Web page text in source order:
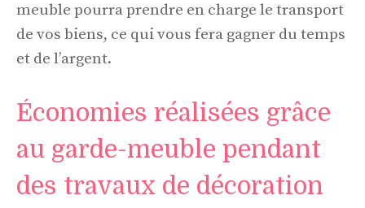
meuble pourra prendre en charge le transport
de vos biens, ce qui vous fera gagner du temps
et de l’argent.
Économies réalisées grâce
au garde-meuble pendant
des travaux de décoration